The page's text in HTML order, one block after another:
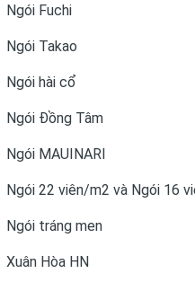
Ngói Fuchi
Ngói Takao
Ngói hài cổ
Ngói Đồng Tâm
Ngói MAUINARI
Ngói 22 viên/m2 và Ngói 16
Ngói tráng men
Xuân Hòa HN